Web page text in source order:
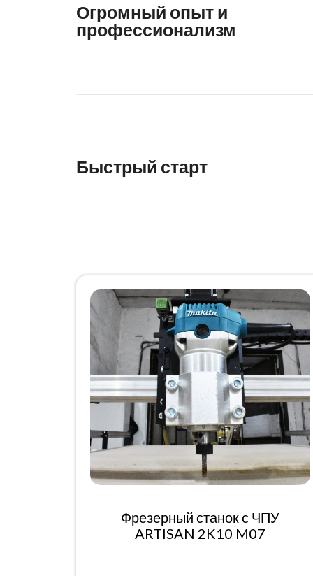
Огромный опыт и
профессионализм
Быстрый старт
Фрезерный станок с ЧПУ
ARTISAN 2K10 M07